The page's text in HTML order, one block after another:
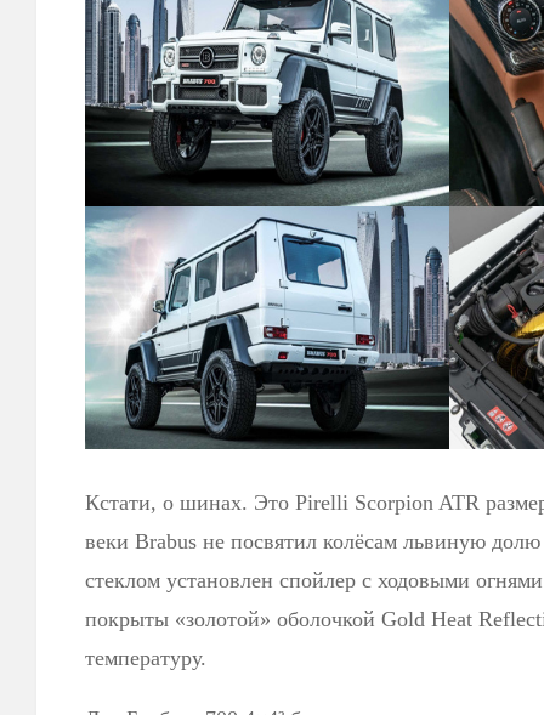
Кстати, о шинах. Это Pirelli Scorpion ATR
веки Brabus не посвятил колёсам львиную
стеклом установлен спойлер с ходовыми
покрыты «золотой» оболочкой Gold Heat
температуру.